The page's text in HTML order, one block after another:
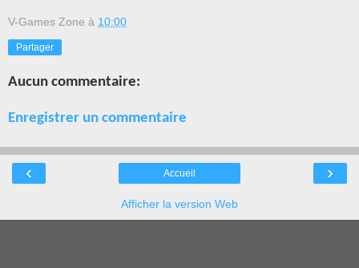
V-Games Zone à 10:00
Partager
Aucun commentaire:
Enregistrer un commentaire
‹ ›
Accueil
Afficher la version Web